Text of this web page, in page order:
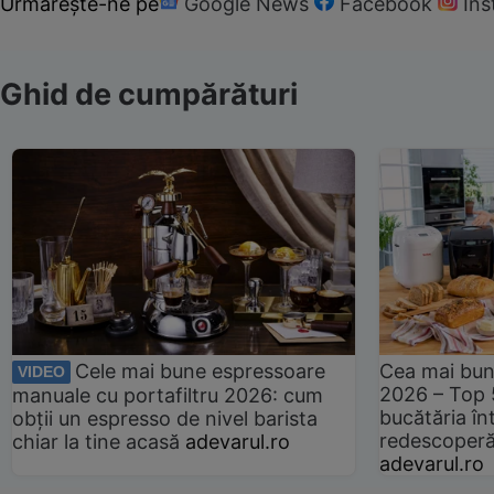
Ghid de cumpărături
VIDEO
Cele mai bune espressoare
manuale cu portafiltru 2026: cum
obții un espresso de nivel barista
chiar la tine acasă adevarul.ro
Cea mai
2026 –
bucătăria
adevarul.ro